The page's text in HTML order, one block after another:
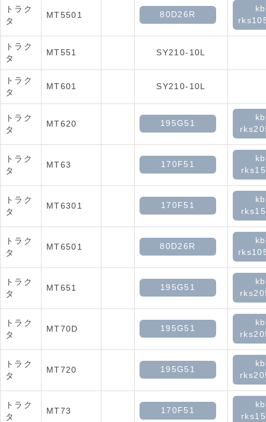
トラク
タ
MT5501 80D26R
トラク
タ
MT551 SY210-10L
トラク
タ
MT601 SY210-10L
トラク
タ
MT620 195G51
トラク
タ
MT63 170F51
トラク
タ
MT6301 170F51
トラク
タ
MT6501 80D26R
トラク
タ
MT651 195G51
トラク
タ
MT70D 195G51
トラク
タ
MT720 195G51
トラク
タ
MT73 170F51